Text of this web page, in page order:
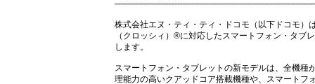
株式会社エヌ・ティ・ティ・ドコモ（以下ドコモ）
（クロッシィ）®に対応したスマートフォン・タブ
します。
スマートフォン・タブレットの新モデルは、全機
理能力の高いクアッドコア搭載機種や、スマートフ